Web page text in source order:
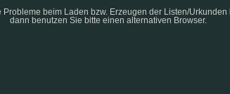
Probleme beim Laden bzw. Erzeugen der Listen/Urkunden
dann benutzen Sie bitte einen alternativen Browser.